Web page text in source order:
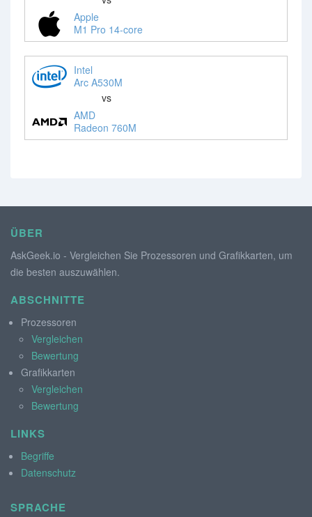
Apple
M1 Pro 14-core
Intel
Arc A530M
vs
AMD
Radeon 760M
ÜBER
AskGeek.io - Vergleichen Sie Prozessoren und Grafikkarten, um
die besten auszuwählen.
ABSCHNITTE
Prozessoren
Vergleichen
Bewertung
Grafikkarten
Vergleichen
Bewertung
LINKS
Begriffe
Datenschutz
SPRACHE